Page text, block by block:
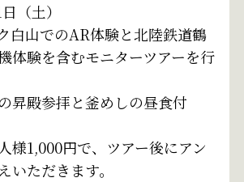
（土）
白山でのAR体験と北陸鉄道鶴
体験を含むモニターツアーを行
昇殿参拝と釜めしの昼食付
様1,000円で、ツアー後にアン
いただきます。